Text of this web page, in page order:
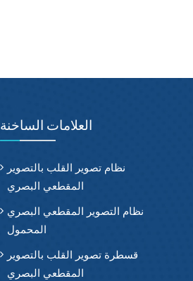
العلامات الساخنة
نظام تصوير القلب بالتصوير
المقطعي البصري
نظام التصوير المقطعي البصري
المحمول
قسطرة تصوير القلب بالتصوير
المقطعي البصري